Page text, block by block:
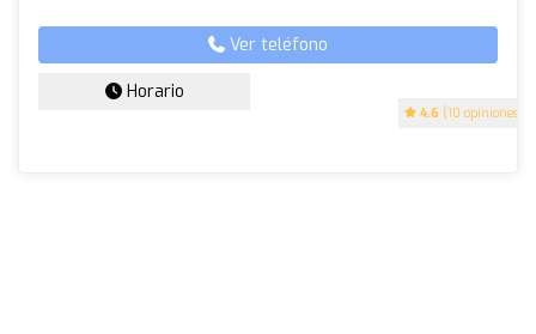
4.6 (10 opiniones)
Ver teléfono
Horario